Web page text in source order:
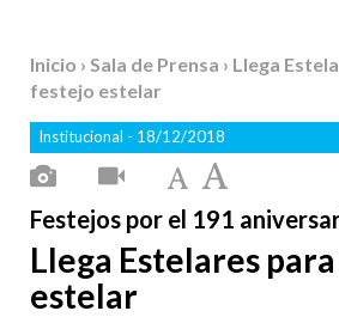
Inicio › Sala de Prensa › Llega
festejo estelar
Institucional - 18/12/2018
Festejos por el 191
Llega Estelares
estelar